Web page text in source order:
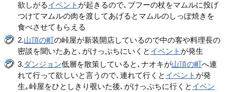
欲しがるイベント が起きるので､ブフーの杖をマムルに投げ
つけてマムルの肉を渡してあげるとマムルのしっぽ焼きを
食べさせてもらえる
2.山頂の町の峠屋が新装開店しているので中の客や料理長の
密談を聞いたあと､がけっぷちにいくと イベント が発生
3.ダンジョン低層を散策していると､ナオキが山頂の町へ連
れて行って欲しいと言うので､連れて行くと イベント が発
生｡峠屋をひとしきり覗いた後､がけっぷちに行くと イベン